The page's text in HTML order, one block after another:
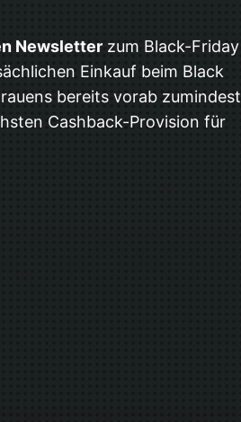
Newsletter zum Black-Friday
Einkauf beim Black
bereits vorab zumindest
Cashback-Provision für